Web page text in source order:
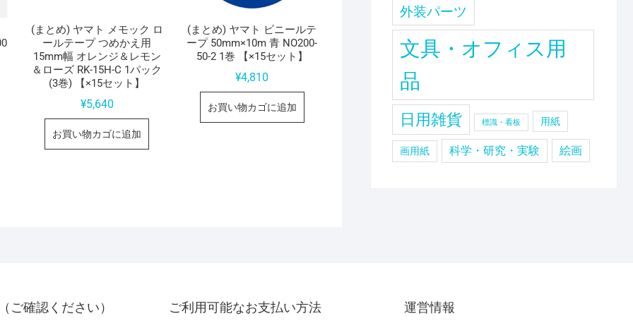
(まとめ) ヤマト メモック ロ
ールテープ つめかえ用
15mm幅 オレンジ＆レモン
＆ローズ RK-15H-C 1パック
(3巻) 【×15セット】
¥5,640
お買い物カゴに追加
(まとめ) ヤマト ビニールテ
ープ 50mm×10m 青 NO200-
50-2 1巻 【×15セット】
¥4,810
お買い物カゴに追加
外装パーツ
文具・オフィス用
品
日用雑貨 標識・看板 用紙
画用紙 科学・研究・実験 絵画
ご確認ください） ご利用可能なお支払い方法 運営情報